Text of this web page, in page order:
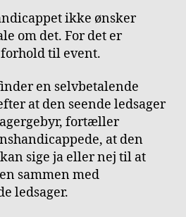
ikke ønsker
om det. For det er
til event.
en selvbetalende
at den seende ledsager
fortæller
at den
sige ja eller nej til at
sammen med
ledsager.